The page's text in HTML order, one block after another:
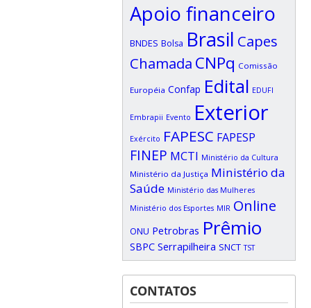
Apoio financeiro
BNDES Bolsa Brasil Capes
Chamada CNPq Comissão
Européia Confap Edital EDUFI
Embrapii Evento Exterior
Exército FAPESC FAPESP
FINEP MCTI Ministério da Cultura
Ministério da Justiça Ministério da
Saúde Ministério das Mulheres
Ministério dos Esportes MIR Online
ONU Petrobras Prêmio
SBPC Serrapilheira SNCT TST
CONTATOS